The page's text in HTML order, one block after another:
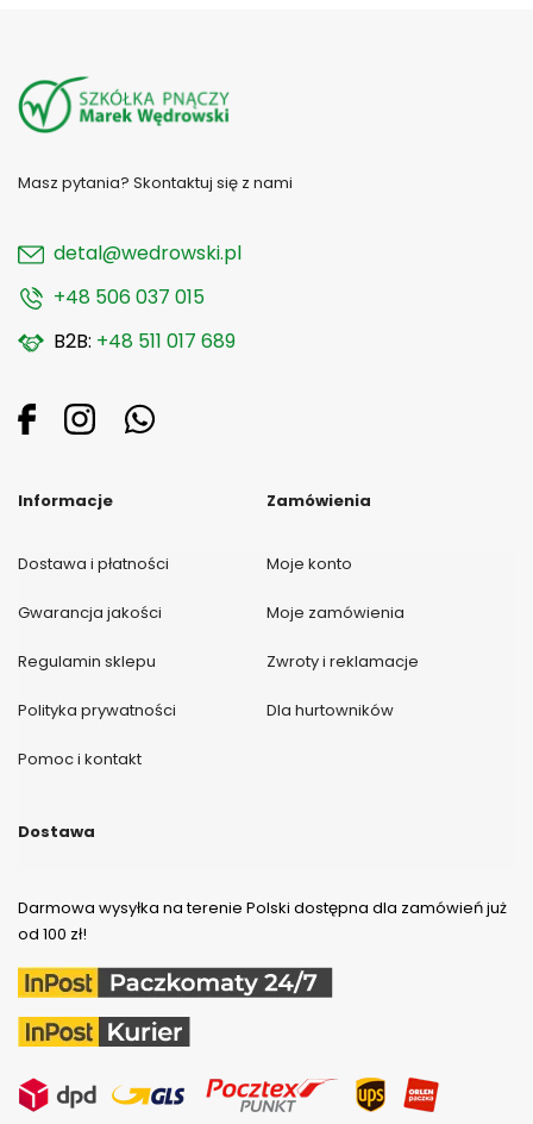
Masz pytania? Skontaktuj się z nami
detal@wedrowski.pl
+48 506 037 015
B2B: +48 511 017 689
Informacje
Dostawa i płatności
Gwarancja jakości
Regulamin sklepu
Polityka prywatności
Pomoc i kontakt
Zamówienia
Moje konto
Moje zamówienia
Zwroty i reklamacje
Dla hurtowników
Dostawa
Darmowa wysyłka na terenie Polski dostępna dla zamówień już
od 100 zł!